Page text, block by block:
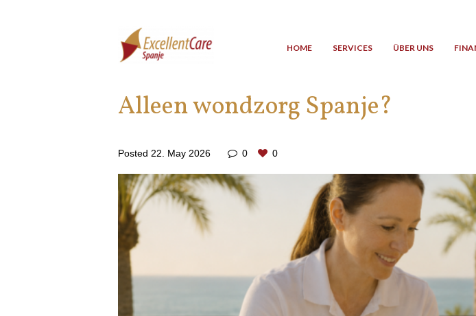
HOME SERVICES ÜBER UNS
Alleen wondzorg Spanje?
Posted 22. May 2026 0 0